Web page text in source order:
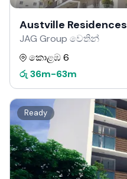
Austville Residences
JAG Group වෙතින්
කොළඹ 6
රු 36m-63m
Ready